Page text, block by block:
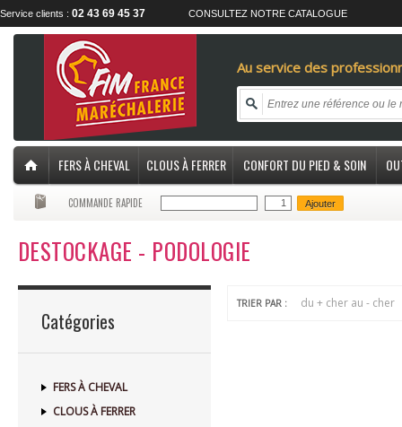
Service clients : 02 43 69 45 37 CONSULTEZ NOTRE CATALOGUE
Au service des
FERS À CHEVAL CLOUS À FERRER CONFORT DU PIED & SOIN
COMMANDE RAPIDE Ajouter
DESTOCKAGE - PODOLOGIE
Catégories
FERS À CHEVAL
CLOUS À FERRER
TRIER PAR : du + cher au - cher